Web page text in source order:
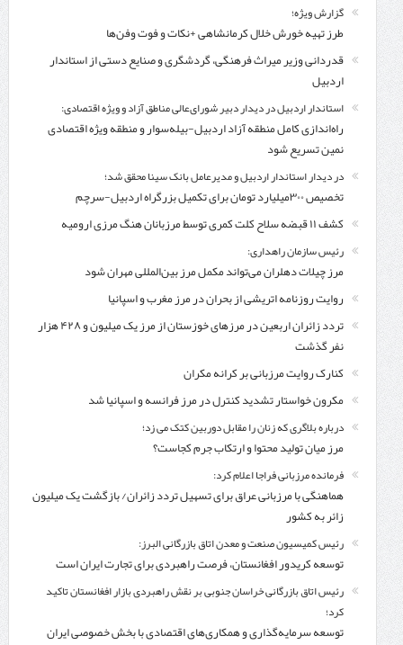
گزارش ویژه؛
طرز تهیه خورش خلال کرمانشاهی +نکات و فوت وفن‌ها
قدردانی وزیر میراث فرهنگی، گردشگری و صنایع دستی از استاندار
اردبیل
استاندار اردبیل در دیدار دبیر شورای‌عالی مناطق آزاد و ویژه اقتصادی:
راه‌اندازی کامل منطقه آزاد اردبیل-بیله‌سوار و منطقه ویژه اقتصادی
نمین تسریع شود
در دیدار استاندار اردبیل و مدیرعامل بانک سینا محقق شد؛
تخصیص ۳۰۰میلیارد تومان برای تکمیل بزرگراه اردبیل-سرچم
کشف ۱۱ قبضه سلاح کلت کمری توسط مرزبانان هنگ مرزی ارومیه
رئیس سازمان راهداری:
مرز چیلات دهلران می‌تواند مکمل مرز بین‌المللی مهران شود
روایت روزنامه اتریشی از بحران در مرز مغرب و اسپانیا
تردد زائران اربعین در مرزهای خوزستان از مرز یک میلیون و ۴۲۸ هزار
نفر گذشت
کنارک روایت مرزبانی بر کرانه مکران
مکرون خواستار تشدید کنترل‌ در مرز فرانسه و اسپانیا شد
درباره بلاگری که زنان را مقابل دوربین کتک می زد؛
مرز میان تولید محتوا و ارتکاب جرم کجاست؟
فرمانده مرزبانی فراجا اعلام کرد:
هماهنگی با مرزبانی عراق برای تسهیل تردد زائران/ بازگشت یک میلیون
زائر به کشور
رئیس کمیسیون صنعت و معدن اتاق بازرگانی البرز:
توسعه کریدور افغانستان، فرصت راهبردی برای تجارت ایران است
رئیس اتاق بازرگانی خراسان جنوبی بر نقش راهبردی بازار افغانستان تاکید
کرد؛
توسعه سرمایه‌گذاری و همکاری‌های اقتصادی با بخش خصوصی ایران